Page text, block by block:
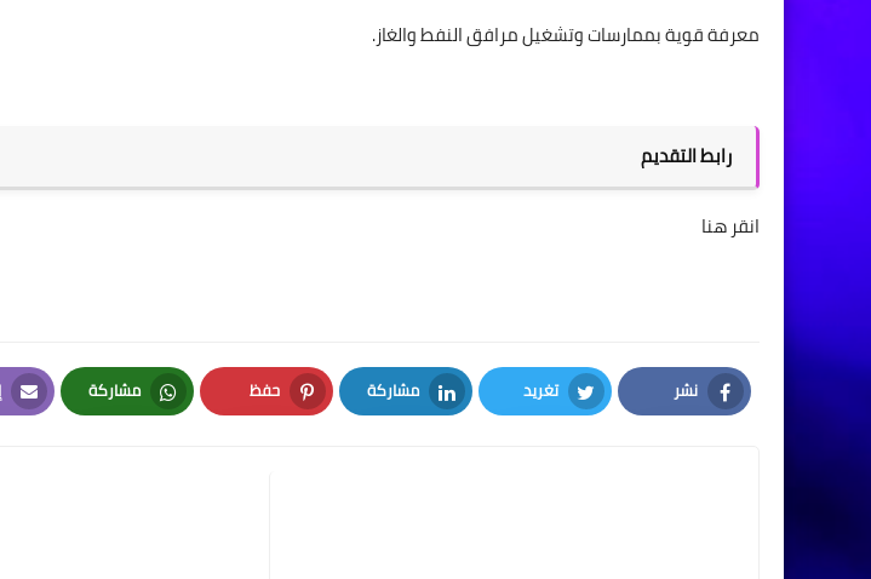
معرفة قوية بممارسات وتشغيل مرافق النفط والغاز.
رابط التقديم
انقر هنا
نشر
Facebook
تغريد
Twitter
مشاركة
LinkedIn
حفظ
Pinterest
مشاركة
Whatsapp